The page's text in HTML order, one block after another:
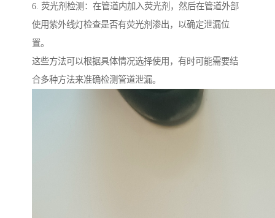
6. 荧光剂检测：在管道内加入荧光剂，然后在管道外部
使用紫外线灯检查是否有荧光剂渗出，以确定泄漏位
置。
这些方法可以根据具体情况选择使用，有时可能需要结
合多种方法来准确检测管道泄漏。